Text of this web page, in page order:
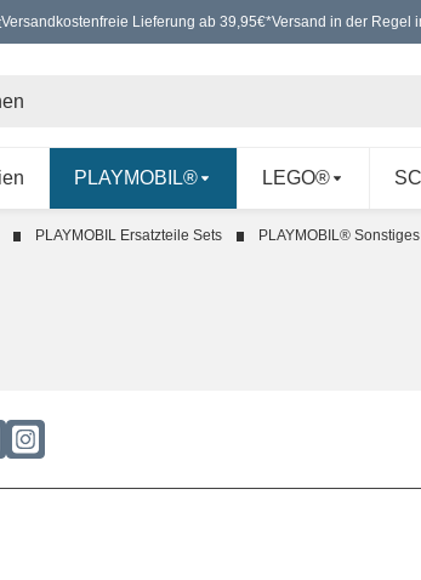
Versandkostenfreie Lieferung ab 39,95€*Versand in der Regel
PLAYMOBIL® LEGO®
PLAYMOBIL Ersatzteile Sets PLAYMOBIL® Sonstiges